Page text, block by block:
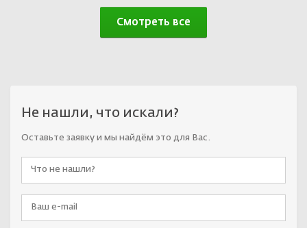
Смотреть все
Не нашли, что искали?
Оставьте заявку и мы найдём это для Вас.